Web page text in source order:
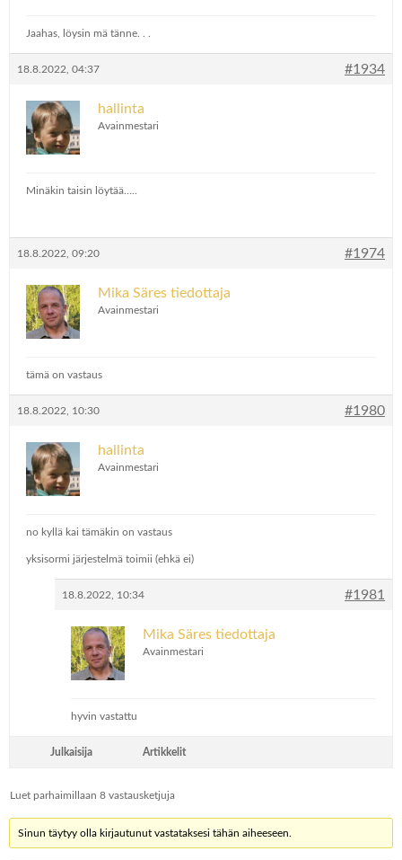
Jaahas, löysin mä tänne. . .
18.8.2022, 04:37 #1934
hallinta
Avainmestari
Minäkin taisin löytää…..
18.8.2022, 09:20 #1974
Mika Säres tiedottaja
Avainmestari
tämä on vastaus
18.8.2022, 10:30 #1980
hallinta
Avainmestari
no kyllä kai tämäkin on vastaus
yksisormi järjestelmä toimii (ehkä ei)
18.8.2022, 10:34 #1981
Mika Säres tiedottaja
Avainmestari
hyvin vastattu
Julkaisija Artikkelit
Luet parhaimillaan 8 vastausketjuja
Sinun täytyy olla kirjautunut vastataksesi tähän aiheeseen.